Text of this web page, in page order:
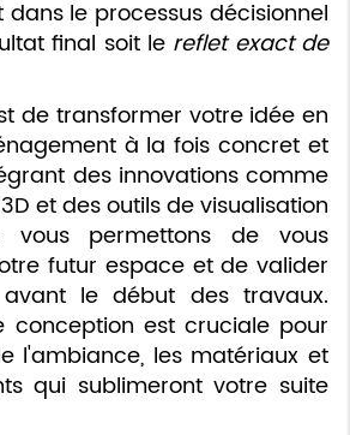
le processus décisionnel
final soit le reflet exact de
de transformer votre idée en
à la fois concret et
des innovations comme
et des outils de visualisation
vous permettons de vous
futur espace et de valider
le début des travaux.
conception est cruciale pour
l'ambiance, les matériaux et
qui sublimeront votre suite